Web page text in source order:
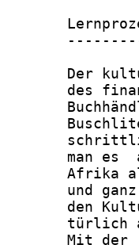
Der
des
man es
Afrika
und
den
türlich
Mit der